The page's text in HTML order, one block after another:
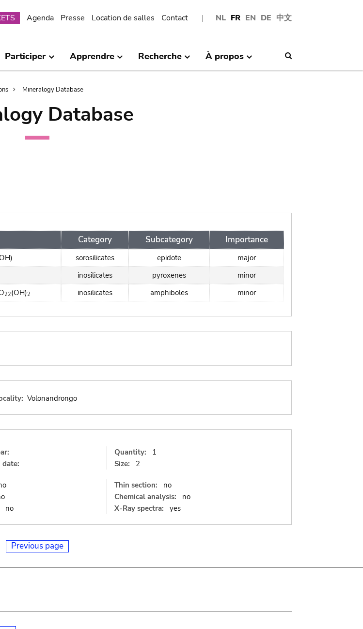
NL FR EN DE 中文
Agenda Presse Location de salles Contact
Participer Apprendre Recherche À propos
Mineralogy Database
Database
Category Subcategory Importance
sorosilicates epidote
major
inosilicates pyroxenes
minor
22(OH)2 inosilicates amphiboles minor
Volonandrongo
date:
Quantity:
1
Size:
2
no
Thin section:
no
Chemical analysis:
no
X-Ray spectra:
yes
Previous page